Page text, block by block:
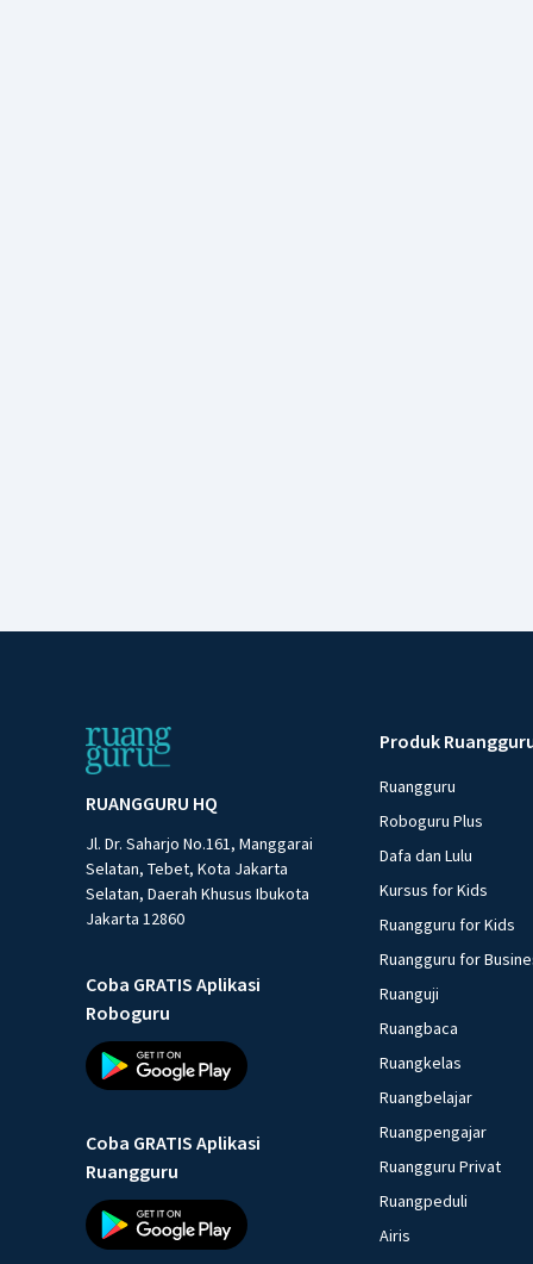
RUANGGURU HQ
Jl. Dr. Saharjo No.161, Manggarai
Selatan, Tebet, Kota Jakarta
Selatan, Daerah Khusus Ibukota
Jakarta 12860
Coba GRATIS Aplikasi
Roboguru
Coba GRATIS Aplikasi
Ruangguru
Produk
Ruangguru
Roboguru Plus
Dafa dan Lulu
Kursus for Kids
Ruangguru for Kids
Ruangguru for
Ruanguji
Ruangbaca
Ruangkelas
Ruangbelajar
Ruangpengajar
Ruangguru Privat
Ruangpeduli
Airis